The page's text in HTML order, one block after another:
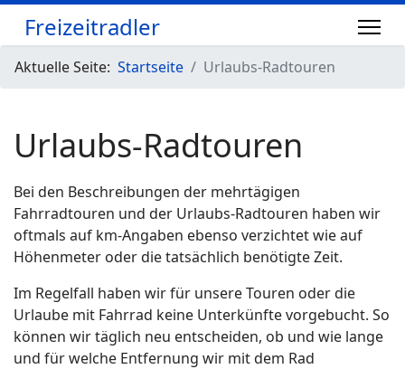
Freizeitradler
Aktuelle Seite: Startseite Urlaubs-Radtouren
Urlaubs-Radtouren
Bei den Beschreibungen der mehrtägigen
Fahrradtouren und der Urlaubs-Radtouren haben wir
oftmals auf km-Angaben ebenso verzichtet wie auf
Höhenmeter oder die tatsächlich benötigte Zeit.
Im Regelfall haben wir für unsere Touren oder die
Urlaube mit Fahrrad keine Unterkünfte vorgebucht. So
können wir täglich neu entscheiden, ob und wie lange
und für welche Entfernung wir mit dem Rad